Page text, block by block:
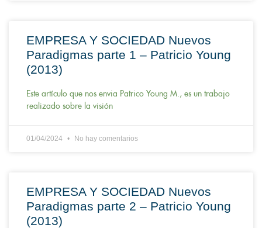
EMPRESA Y SOCIEDAD Nuevos
Paradigmas parte 1 – Patricio Young
(2013)
Este artículo que nos envia Patrico Young M., es un trabajo
realizado sobre la visión
01/04/2024 No hay comentarios
EMPRESA Y SOCIEDAD Nuevos
Paradigmas parte 2 – Patricio Young
(2013)